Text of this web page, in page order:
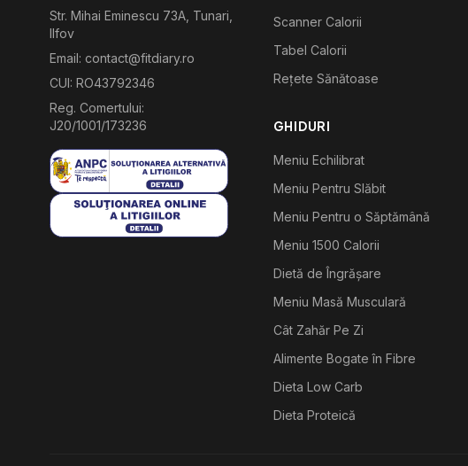
Str. Mihai Eminescu 73A, Tunari,
Ilfov
Email: contact@fitdiary.ro
CUI: RO43792346
Reg. Comertului:
J20/1001/173236
Scanner Calorii
Tabel Calorii
Rețete Sănătoase
GHIDURI
Meniu Echilibrat
Meniu Pentru Slăbit
Meniu Pentru o Săptămână
Meniu 1500 Calorii
Dietă de Îngrășare
Meniu Masă Musculară
Cât Zahăr Pe Zi
Alimente Bogate în Fibre
Dieta Low Carb
Dieta Proteică